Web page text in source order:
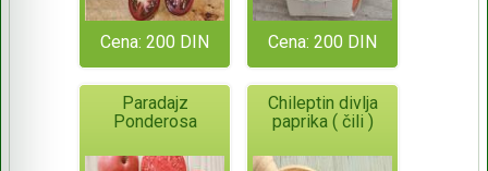
Cena: 200 DIN Cena: 200 DIN
Paradajz
Ponderosa
Chileptin divlja
paprika ( čili )